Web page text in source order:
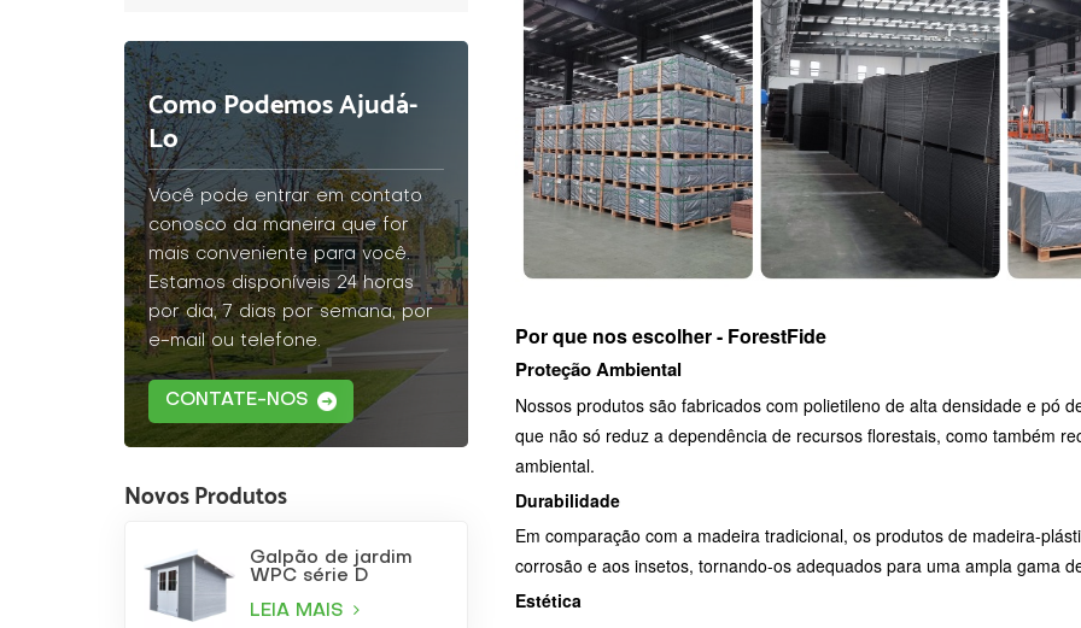
Como Podemos Ajudá-
Lo
Você pode entrar em contato
conosco da maneira que for
mais conveniente para você.
Estamos disponíveis 24 horas
por dia, 7 dias por semana, por
e-mail ou telefone.
CONTATE-NOS
Novos Produtos
Galpão de jardim
WPC série D
LEIA MAIS
Por que nos escolher - ForestFide
Proteção Ambiental
Nossos produtos são fabricados com polietileno de alta densidade e pó
que não só reduz a dependência de recursos florestais, como também
ambiental.
Durabilidade
Em comparação com a madeira tradicional, os produtos de madeira-
corrosão e aos insetos, tornando-os adequados para uma ampla gama
Estética